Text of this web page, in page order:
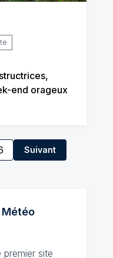
end orageux
Suivant
premier site